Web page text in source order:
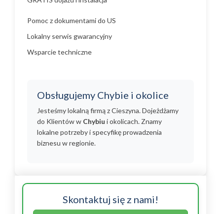
Pomoc z dokumentami do US
Lokalny serwis gwarancyjny
Wsparcie techniczne
Obsługujemy Chybie i okolice
Jesteśmy lokalną firmą z Cieszyna. Dojeżdżamy
do Klientów w Chybiu i okolicach. Znamy
lokalne potrzeby i specyfikę prowadzenia
biznesu w regionie.
Skontaktuj się z nami!